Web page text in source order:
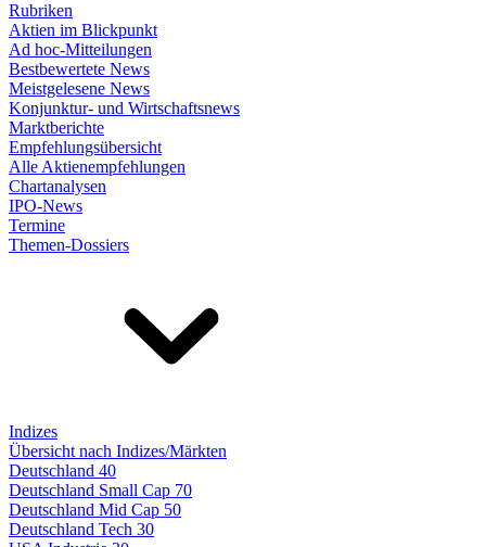
Rubriken
Aktien im Blickpunkt
Ad hoc-Mitteilungen
Bestbewertete News
Meistgelesene News
Konjunktur- und Wirtschaftsnews
Marktberichte
Empfehlungsübersicht
Alle Aktienempfehlungen
Chartanalysen
IPO-News
Termine
Themen-Dossiers
Indizes
Übersicht nach Indizes/Märkten
Deutschland 40
Deutschland Small Cap 70
Deutschland Mid Cap 50
Deutschland Tech 30